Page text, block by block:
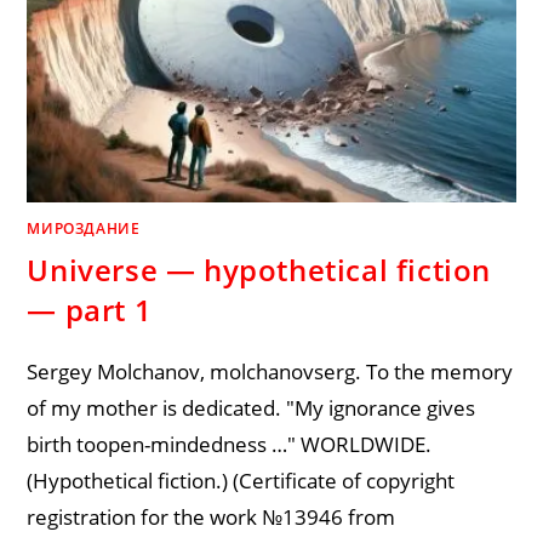
МИРОЗДАНИЕ
Universe — hypothetical fiction
— part 1
Sergey Molchanov, molchanovserg. To the memory
of my mother is dedicated. "My ignorance gives
birth toopen-mindedness …" WORLDWIDE.
(Hypothetical fiction.) (Certificate of copyright
registration for the work №13946 from